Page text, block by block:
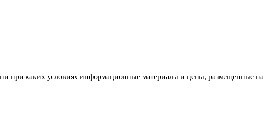
при каких условиях информационные материалы и цены, размещенные на